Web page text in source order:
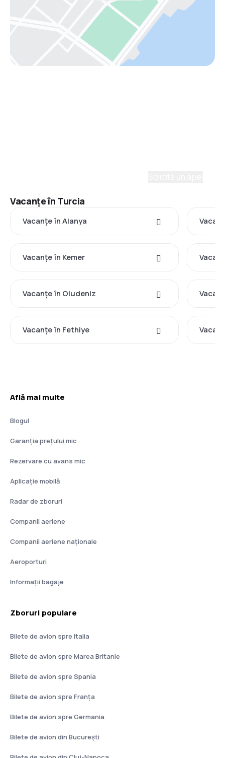
Vacanţe în Turcia
Vacanţe în Alanya
Vacanţe în Kemer
Vacanţe în Oludeniz
Vacanţe în Fethiye
Află mai multe
Blogul
Garanția prețului mic
Rezervare cu avans mic
Aplicație mobilă
Radar de zboruri
Companii aeriene
Companii aeriene naţionale
Aeroporturi
Informații bagaje
Zboruri populare
Bilete de avion spre Italia
Bilete de avion spre Marea Britanie
Bilete de avion spre Spania
Bilete de avion spre Franţa
Bilete de avion spre Germania
Bilete de avion din București